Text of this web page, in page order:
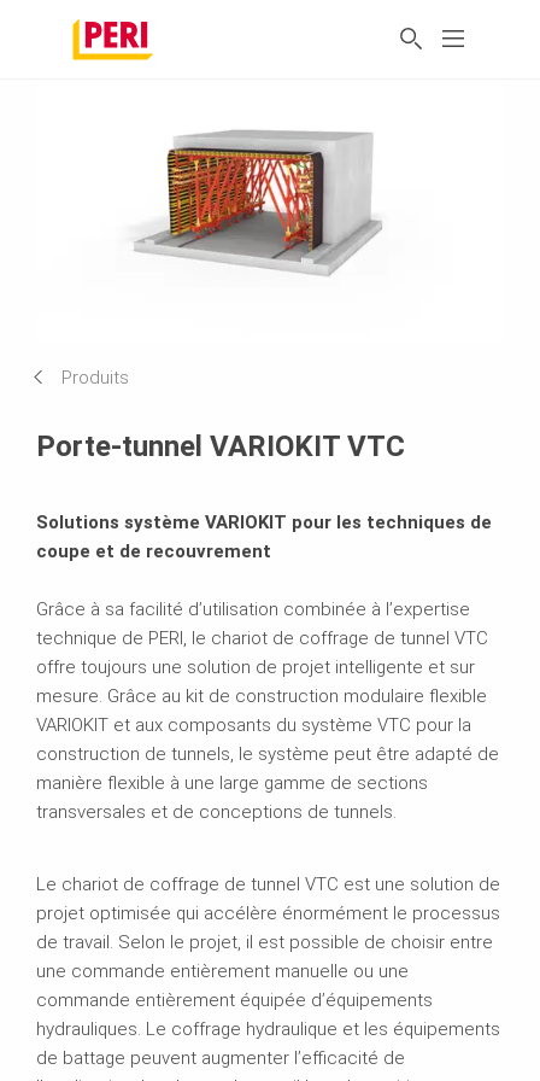
Produits
Porte-tunnel VARIOKIT VTC
Solutions système VARIOKIT pour les techniques de
coupe et de recouvrement
Grâce à sa facilité d’utilisation combinée à l’expertise
technique de PERI, le chariot de coffrage de tunnel VTC
offre toujours une solution de projet intelligente et sur
mesure. Grâce au kit de construction modulaire flexible
VARIOKIT et aux composants du système VTC pour la
construction de tunnels, le système peut être adapté de
manière flexible à une large gamme de sections
transversales et de conceptions de tunnels.
Le chariot de coffrage de tunnel VTC est une solution de
projet optimisée qui accélère énormément le processus
de travail. Selon le projet, il est possible de choisir entre
une commande entièrement manuelle ou une
commande entièrement équipée d’équipements
hydrauliques. Le coffrage hydraulique et les équipements
de battage peuvent augmenter l’efficacité de